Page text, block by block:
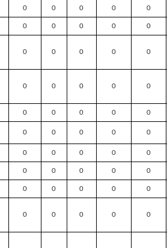
0 0 0 0 0
0 0 0 0 0
0 0 0 0 0
0 0 0 0 0
0 0 0 0 0
0 0 0 0 0
0 0 0 0 0
0 0 0 0 0
0 0 0 0 0
0 0 0 0 0